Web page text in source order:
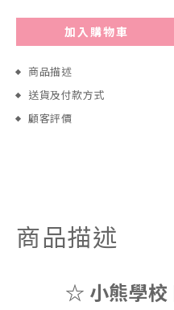
加入購物車
商品描述
送貨及付款方式
顧客評價
商品描述
☆ 小熊學校